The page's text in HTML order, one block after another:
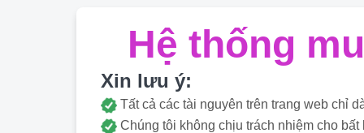
Hệ thống
Xin lưu ý:
Tất cả các tài nguyên trên trang web chỉ
Chúng tôi không chịu trách nhiệm cho